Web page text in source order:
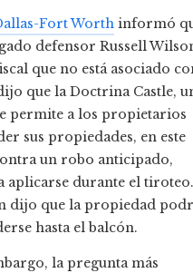
Fort Worth informó
defensor Russell
que no está asociado
que la Doctrina Castle,
permite a los propietarios
sus propiedades, en este
un robo anticipado,
aplicarse durante el tiroteo.
dijo que la propiedad
hasta el balcón.
la pregunta más